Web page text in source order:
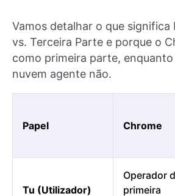
Vamos detalhar o que significa
vs. Terceira Parte e porque o
como primeira parte,
nuvem agente não.
Papel Chrome
Tu (Utilizador)
Operador
primeira